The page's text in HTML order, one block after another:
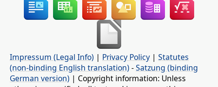
Impressum (Legal Info) | Privacy Policy | Statutes
(non-binding English translation) -Satzung (binding
German version) | Copyright information: Unless